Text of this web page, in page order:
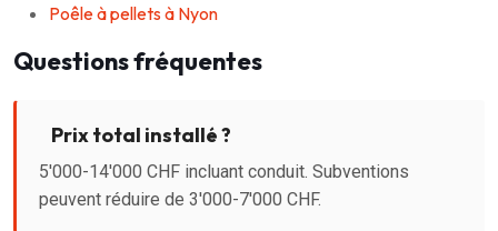
Poêle à pellets à Nyon
Questions fréquentes
Prix total installé ?
5'000-14'000 CHF incluant conduit. Subventions
peuvent réduire de 3'000-7'000 CHF.